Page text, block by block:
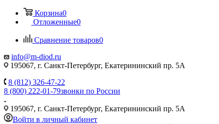
Корзина0
Отложенные0
Сравнение товаров0
info@m-diod.ru
195067, г. Санкт-Петербург, Екатерининский пр. 5А
8 (812) 326-47-22
8 (800) 222-01-79звонки по России
195067, г. Санкт-Петербург, Екатерининский пр. 5А
Войти в личный кабинет